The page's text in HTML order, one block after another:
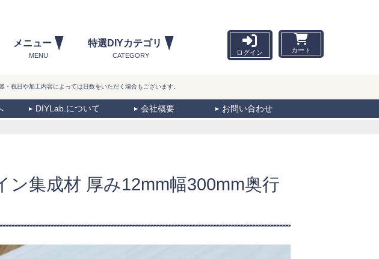
メニュー
MENU
特選DIYカテゴリ
CATEGORY ログイン カート
・祝日や加工内容によっては日数をいただく場合もございます。
DIYLab.について 会社概要 お問い合わせ
ン集成材 厚み12mm幅300mm奥行